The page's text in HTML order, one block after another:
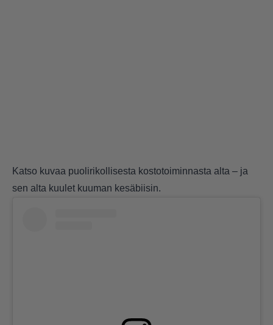
Katso kuvaa puolirikollisesta kostotoiminnasta alta – ja
sen alta kuulet kuuman kesäbiisin.